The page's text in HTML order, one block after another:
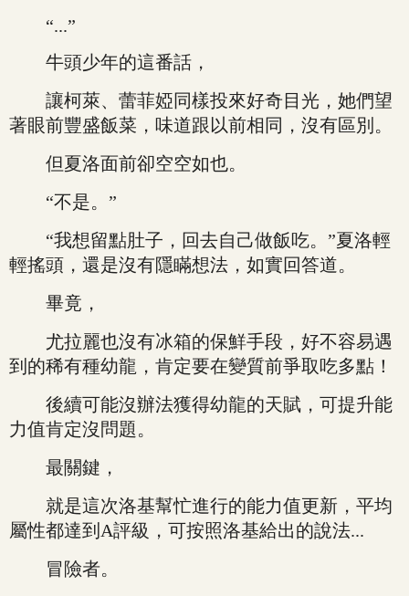
“...”
牛頭少年的這番話，
讓柯萊、蕾菲婭同樣投來好奇目光，她們望
著眼前豐盛飯菜，味道跟以前相同，沒有區別。
但夏洛面前卻空空如也。
“不是。”
“我想留點肚子，回去自己做飯吃。”夏洛輕
輕搖頭，還是沒有隱瞞想法，如實回答道。
畢竟，
尤拉麗也沒有冰箱的保鮮手段，好不容易遇
到的稀有種幼龍，肯定要在變質前爭取吃多點！
後續可能沒辦法獲得幼龍的天賦，可提升能
力值肯定沒問題。
最關鍵，
就是這次洛基幫忙進行的能力值更新，平均
屬性都達到A評級，可按照洛基給出的說法...
冒險者。